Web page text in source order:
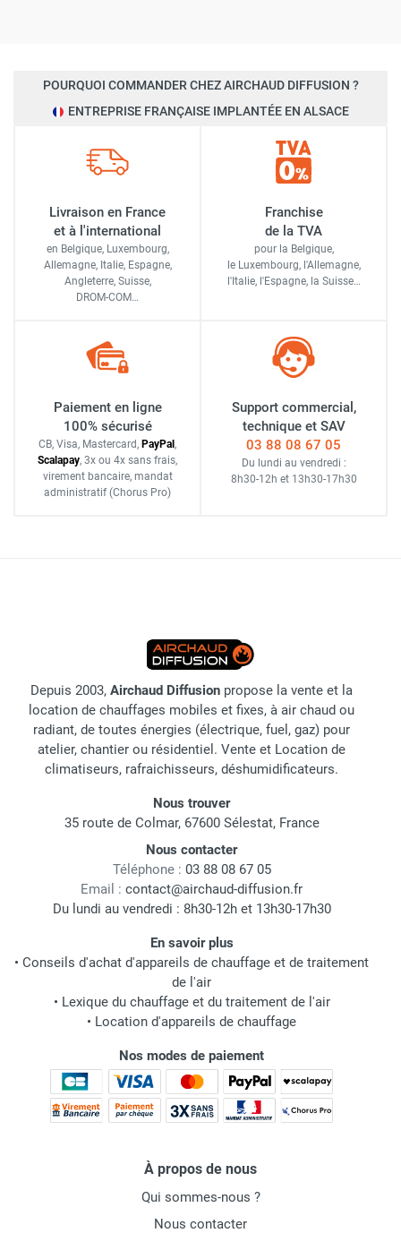
POURQUOI COMMANDER CHEZ AIRCHAUD DIFFUSION ?
ENTREPRISE FRANÇAISE IMPLANTÉE EN ALSACE
Livraison en France
et à l'international
en Belgique, Luxembourg,
Allemagne, Italie, Espagne,
Angleterre, Suisse,
DROM-COM…
Franchise
de la TVA
pour la Belgique,
le Luxembourg, l'Allemagne,
l'Italie, l'Espagne, la Suisse…
Paiement en ligne
100% sécurisé
CB, Visa, Mastercard, PayPal ,
Scalapay, 3x ou 4x sans frais,
virement bancaire, mandat
administratif (Chorus Pro)
Support commercial,
technique et SAV
03 88 08 67 05
Du lundi au vendredi :
8h30-12h et 13h30-17h30
Depuis 2003, Airchaud Diffusion propose la vente et la
location de chauffages mobiles et fixes, à air chaud ou
radiant, de toutes énergies (électrique, fuel, gaz) pour
atelier, chantier ou résidentiel. Vente et Location de
climatiseurs, rafraichisseurs, déshumidificateurs.
Nous trouver
35 route de Colmar, 67600 Sélestat, France
Nous contacter
Téléphone : 03 88 08 67 05
Email : contact@airchaud-diffusion.fr
Du lundi au vendredi : 8h30-12h et 13h30-17h30
En savoir plus
• Conseils d'achat d'appareils de chauffage et de traitement
de l'air
• Lexique du chauffage et du traitement de l'air
• Location d'appareils de chauffage
Nos modes de paiement
À propos de nous
Qui sommes-nous ?
Nous contacter